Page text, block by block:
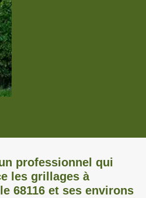
professionnel qui
les grillages à
68116 et ses environs